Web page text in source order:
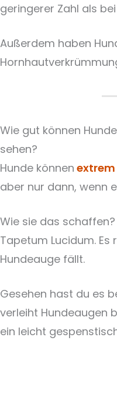
geringerer Zahl als
Außerdem haben
Wie gut können
sehen?
Hunde können extrem
aber nur dann, wenn
Wie sie das
Tapetum Lucidum.
Hundeauge fällt.
Gesehen hast du es
verleiht Hundeaugen
ein leicht